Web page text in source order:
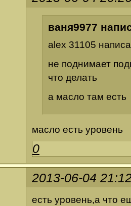
ваня9977
alex 31105
не поднимает
что делать
а масло там есть
масло есть уровень
0
2013-06-04
есть уровень,а что